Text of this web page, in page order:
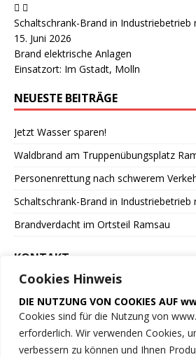
Cookies Hinweis
DIE NUTZUNG VON COOKIES AUF
Cookies sind für die Nutzung von
erforderlich. Wir verwenden Cookies,
verbessern zu können und Ihnen
Schaltschrank-Brand in Industriebetrieb
15. Juni 2026
Brand elektrische Anlagen
Einsatzort: Im Gstadt, Molln
NEUESTE BEITRÄGE
Jetzt Wasser sparen!
Waldbrand am Truppenübungsplatz
Personenrettung nach schwerem
Schaltschrank-Brand in Industriebetrieb
Brandverdacht im Ortsteil Ramsau
KONTAKT
der Marktgemeinde Molln
Feuerwehrstrasse 1